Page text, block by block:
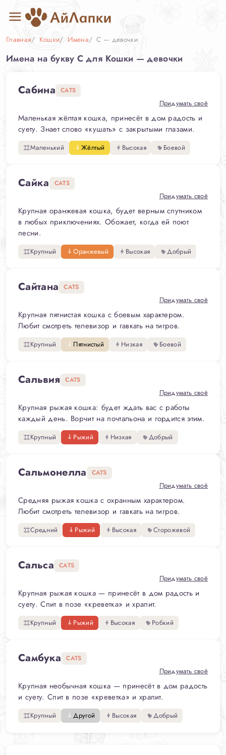
Главная Кошки Имена С — девочки
Имена на букву С для Кошки — девочки
Сабина CATS
Придумать своё
Маленькая жёлтая кошка, принесёт в дом радость и
суету. Знает слово «кушать» с закрытыми глазами.
Маленький Жёлтый Высокая Боевой
Сайка CATS
Придумать своё
Крупная оранжевая кошка, будет верным спутником
в любых приключениях. Обожает, когда ей поют
песни.
Крупный Оранжевый Высокая Добрый
Сайтана CATS
Придумать своё
Крупная пятнистая кошка с боевым характером.
Любит смотреть телевизор и гавкать на тигров.
Крупный Пятнистый Низкая Боевой
Сальвия CATS
Придумать своё
Крупная рыжая кошка: будет ждать вас с работы
каждый день. Ворчит на почтальона и гордится этим.
Крупный Рыжий Низкая Добрый
Сальмонелла CATS
Придумать своё
Средняя рыжая кошка с охранным характером.
Любит смотреть телевизор и гавкать на тигров.
Средний Рыжий Высокая Сторожевой
Сальса CATS
Придумать своё
Крупная рыжая кошка — принесёт в дом радость и
суету. Спит в позе «креветка» и храпит.
Крупный Рыжий Высокая Робкий
Самбука CATS
Придумать своё
Крупная необычная кошка — принесёт в дом радость
и суету. Спит в позе «креветка» и храпит.
Крупный Другой Высокая Добрый